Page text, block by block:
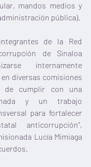
mandos medios y
pública).
de la Red
de Sinaloa
internamente
diversas comisiones
de cumplir con una
y un trabajo
para fortalecer
anticorrupción”,
Lucía Mimiaga